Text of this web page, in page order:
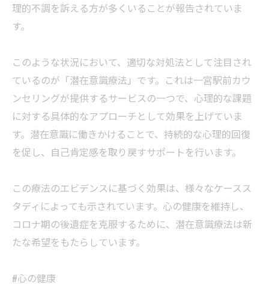
理的不調を訴える方が多くいることが報告されていま
す。
このような状況において、適切な対処法として注目され
ているのが「潜在意識療法」です。これは一宮駅前カウ
ンセリングが提供するサービスの一つで、心理的な課題
に対する具体的なアプローチとして効果を上げていま
す。潜在意識に働きかけることで、持続的な心理的回復
を促し、自己肯定感を取り戻すサポートを行います。
この療法のエビデンスに基づく効果は、様々なケースス
タディによっても示されています。心の健康を維持し、
コロナ期の後遺症を克服するために、潜在意識療法は新
たな希望をもたらしています。
#心の健康